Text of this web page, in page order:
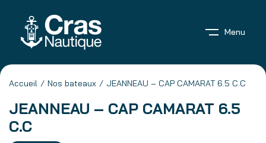
Menu
Accueil Nos bateaux JEANNEAU – CAP CAMARAT 6.5 C.C
JEANNEAU – CAP CAMARAT 6.5
C.C